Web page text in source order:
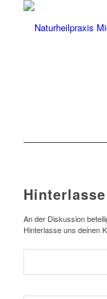
An der Diskussion
Hinterlasse uns deinen